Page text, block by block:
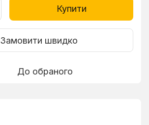
Купити
Замовити швидко
До обраного